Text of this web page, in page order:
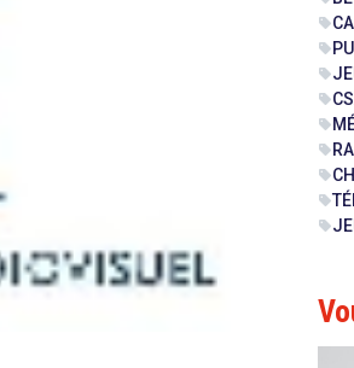
sell
sell
sell
sell
sell
sell
sell
sell
sell